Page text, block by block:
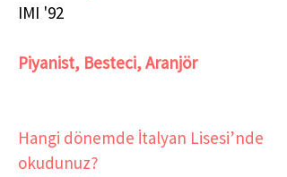
IMI '92
Piyanist, Besteci, Aranjör
Hangi dönemde İtalyan Lisesi’nde
okudunuz?